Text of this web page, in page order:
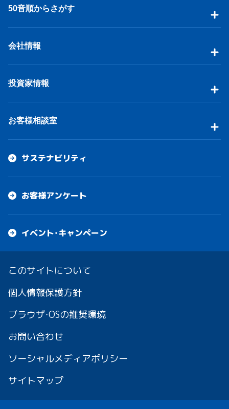
50音順からさがす
会社情報
投資家情報
お客様相談室
サステナビリティ
お客様アンケート
イベント・キャンペーン
このサイトについて
個人情報保護方針
ブラウザ・OSの推奨環境
お問い合わせ
ソーシャルメディアポリシー
サイトマップ